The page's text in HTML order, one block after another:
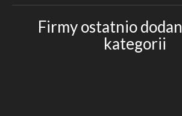
Firmy ostatnio
kategorii